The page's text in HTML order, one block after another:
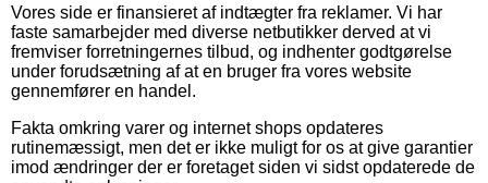
Vores side er finansieret af indtægter fra reklamer. Vi har
faste samarbejder med diverse netbutikker derved at vi
fremviser forretningernes tilbud, og indhenter godtgørelse
under forudsætning af at en bruger fra vores website
gennemfører en handel.
Fakta omkring varer og internet shops opdateres
rutinemæssigt, men det er ikke muligt for os at give garantier
imod ændringer der er foretaget siden vi sidst opdaterede de